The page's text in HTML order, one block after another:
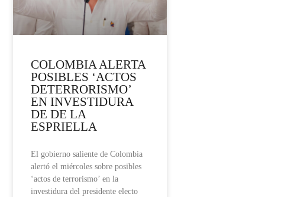
COLOMBIA ALERTA
POSIBLES ‘ACTOS
DETERRORISMO’
EN INVESTIDURA
DE DE LA
ESPRIELLA
El gobierno saliente de Colombia
alertó el miércoles sobre posibles
‘actos de terrorismo’ en la
investidura del presidente electo